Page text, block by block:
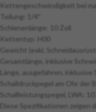
Kettengeschwindigkeit bei
Teilung: 1/4″
Schienenlänge: 10 Zoll
Kettentyp: H00
Gewicht (exkl.
Gesamtlänge, inklusive
Länge, ausgefahren, inklusive
Schalldruckpegel am Ohr der
Schallleistungspegel, LWA:
Diese Spezifikationen zeigen